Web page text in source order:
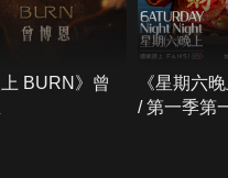
上 BURN》曾
《星期六
/ 第一季第